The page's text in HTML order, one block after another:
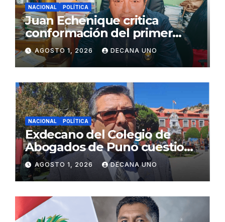
NACIONAL POLÍTICA
Juan Echenique critica
conformación del primer
gabinete ministerial de Keiko
Fujimori
AGOSTO 1, 2026 DECANA UNO
NACIONAL POLÍTICA
Exdecano del Colegio de
Abogados de Puno cuestiona
propuestas sobre seguridad
ciudadana
AGOSTO 1, 2026 DECANA UNO